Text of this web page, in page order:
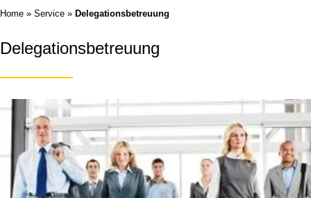
Home » Service » Delegationsbetreuung
Delegationsbetreuung